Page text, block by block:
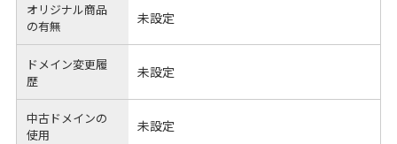
オリジナル商品
の有無
未設定
ドメイン変更履
歴
未設定
中古ドメインの
使用
未設定